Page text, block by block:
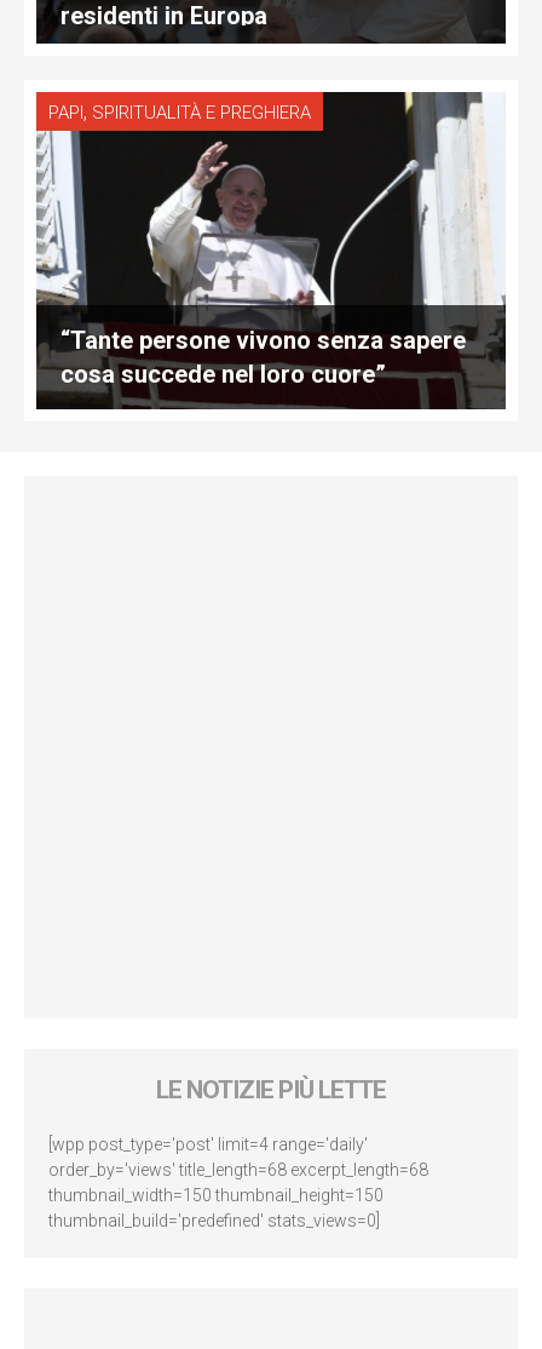
residenti in Europa
PAPI, SPIRITUALITÀ E PREGHIERA
“Tante persone vivono senza sapere
cosa succede nel loro cuore”
LE NOTIZIE PIÙ LETTE
[wpp post_type='post' limit=4 range='daily'
order_by='views' title_length=68 excerpt_length=68
thumbnail_width=150 thumbnail_height=150
thumbnail_build='predefined' stats_views=0]